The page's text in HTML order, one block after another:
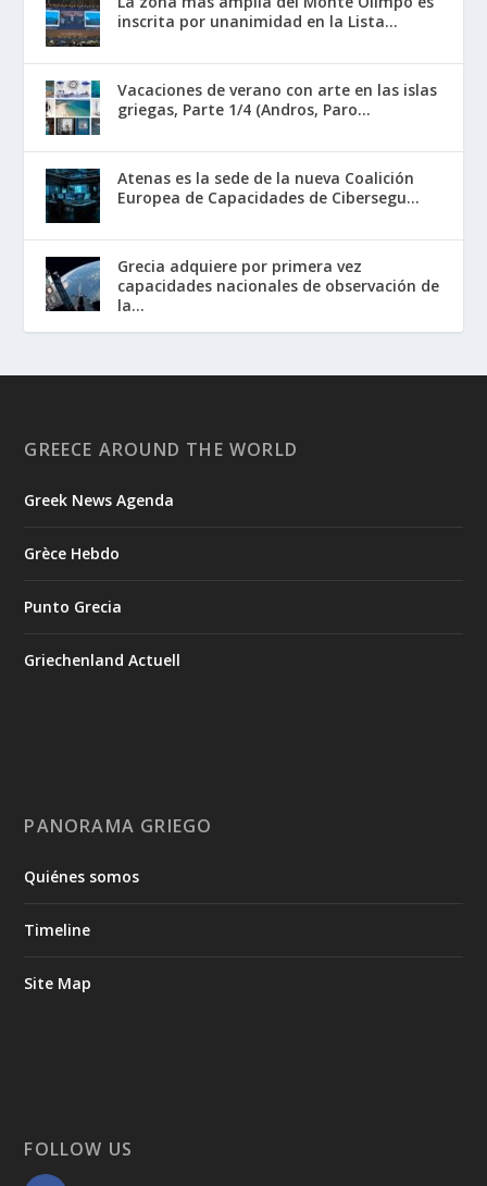
inscrita por unanimidad en la Lista...
Vacaciones de verano con arte en las islas
griegas, Parte 1/4 (Andros, Paro...
Atenas es la sede de la nueva Coalición
Europea de Capacidades de Cibersegu...
Grecia adquiere por primera vez
capacidades nacionales de observación de
la...
GREECE AROUND THE WORLD
Greek News Agenda
Grèce Hebdo
Punto Grecia
Griechenland Actuell
PANORAMA GRIEGO
Quiénes somos
Timeline
Site Map
FOLLOW US